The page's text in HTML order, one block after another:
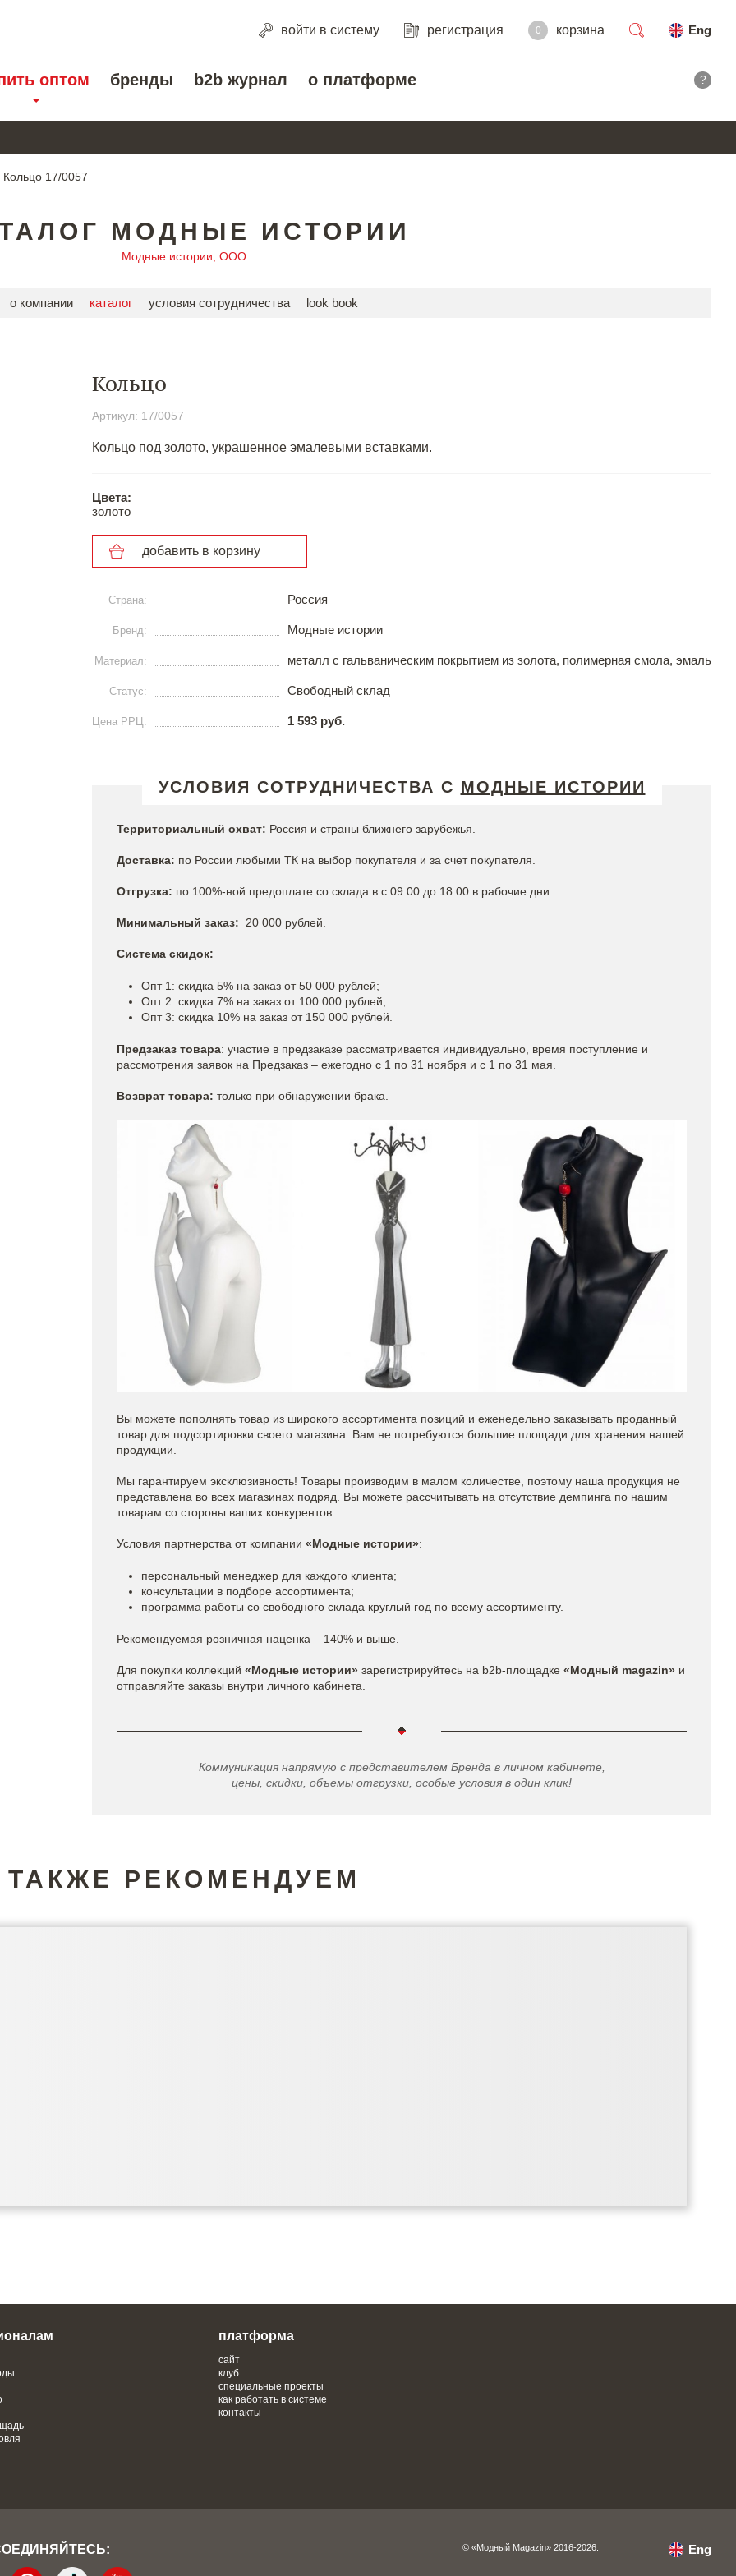
войти в систему регистрация 0 корзина
Eng
оптом бренды b2b журнал о платформе ?
Кольцо 17/0057
МОДНЫЕ ИСТОРИИ
Модные истории, ООО
о компании каталог условия сотрудничества look book
Кольцо
Артикул: 17/0057
Кольцо под золото, украшенное эмалевыми вставками.
Цвета:
золото
добавить в корзину
Страна: Россия
Бренд: Модные истории
Материал: металл с гальваническим покрытием из золота, полимерная смола, эмаль
Статус: Свободный склад
Цена РРЦ: 1 593 руб.
УСЛОВИЯ СОТРУДНИЧЕСТВА С МОДНЫЕ ИСТОРИИ
Территориальный охват: Россия и страны ближнего зарубежья.
Доставка: по России любыми ТК на выбор покупателя и за счет покупателя.
Отгрузка: по 100%-ной предоплате со склада в c 09:00 до 18:00 в рабочие дни.
Минимальный заказ: 20 000 рублей.
Система скидок:
Опт 1: скидка 5% на заказ от 50 000 рублей;
Опт 2: скидка 7% на заказ от 100 000 рублей;
Опт 3: скидка 10% на заказ от 150 000 рублей.
Предзаказ товара: участие в предзаказе рассматривается индивидуально, время поступление и
рассмотрения заявок на Предзаказ – ежегодно с 1 по 31 ноября и с 1 по 31 мая.
Возврат товара: только при обнаружении брака.
Вы можете пополнять товар из широкого ассортимента позиций и еженедельно заказывать проданный
товар для подсортировки своего магазина. Вам не потребуются большие площади для хранения нашей
продукции.
Мы гарантируем эксклюзивность! Товары производим в малом количестве, поэтому наша продукция не
представлена во всех магазинах подряд. Вы можете рассчитывать на отсутствие демпинга по нашим
товарам со стороны ваших конкурентов.
Условия партнерства от компании «Модные истории»:
персональный менеджер для каждого клиента;
консультации в подборе ассортимента;
программа работы со свободного склада круглый год по всему ассортименту.
Рекомендуемая розничная наценка – 140% и выше.
Для покупки коллекций «Модные истории» зарегистрируйтесь на b2b-площадке «Модный magazin» и
отправляйте заказы внутри личного кабинета.
Коммуникация напрямую с представителем Бренда в личном кабинете,
цены, скидки, объемы отгрузки, особые условия в один клик!
ТАКЖЕ РЕКОМЕНДУЕМ
платформа
сайт
клуб
специальные проекты
как работать в системе
контакты
© «Модный Magazin» 2016-2026. Eng